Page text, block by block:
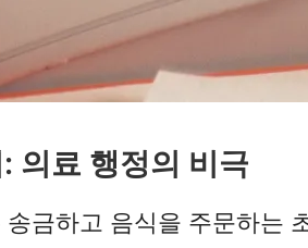
의료 행정의 비극
금하고 음식을 주문하는